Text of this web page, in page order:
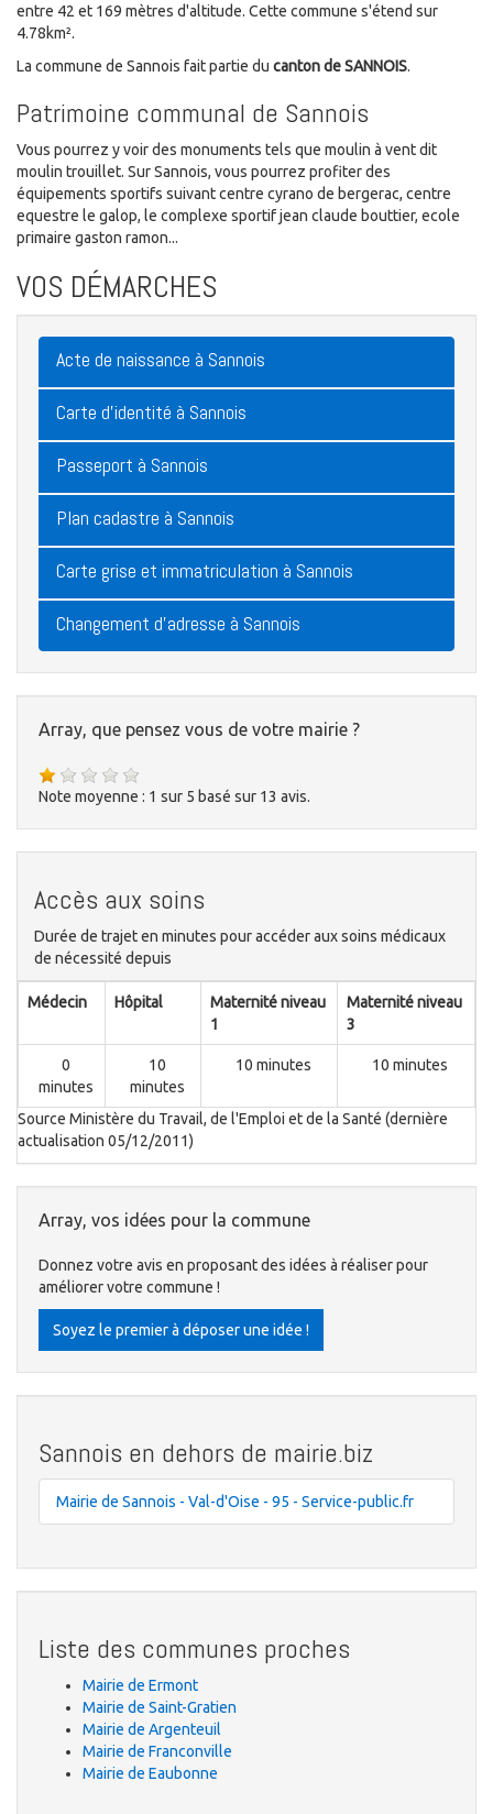
entre 42 et 169 mètres d'altitude. Cette commune s'étend sur
4.78km².
La commune de Sannois fait partie du canton de SANNOIS.
Patrimoine communal de Sannois
Vous pourrez y voir des monuments tels que moulin à vent dit
moulin trouillet. Sur Sannois, vous pourrez profiter des
équipements sportifs suivant centre cyrano de bergerac, centre
equestre le galop, le complexe sportif jean claude bouttier, ecole
primaire gaston ramon...
VOS DÉMARCHES
Acte de naissance à Sannois
Carte d'identité à Sannois
Passeport à Sannois
Plan cadastre à Sannois
Carte grise et immatriculation à Sannois
Changement d'adresse à Sannois
Array, que pensez vous de votre mairie ?
Note moyenne : 1 sur 5 basé sur 13 avis.
Accès aux soins
Durée de trajet en minutes pour accéder aux soins médicaux
de nécessité depuis
Médecin Hôpital
Maternité niveau
1
Maternité niveau
3
0
minutes
10
minutes
10 minutes 10 minutes
Source Ministère du Travail, de l'Emploi et de la Santé (dernière
actualisation 05/12/2011)
Array, vos idées pour la commune
Donnez votre avis en proposant des idées à réaliser pour
améliorer votre commune !
Soyez le premier à déposer une idée !
Sannois en dehors de mairie.biz
Mairie de Sannois - Val-d'Oise - 95 - Service-public.fr
Liste des communes proches
Mairie de Ermont
Mairie de Saint-Gratien
Mairie de Argenteuil
Mairie de Franconville
Mairie de Eaubonne